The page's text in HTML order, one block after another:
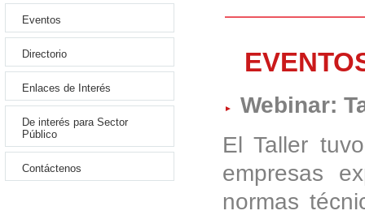
Eventos
Directorio
Enlaces de Interés
De interés para Sector
Público
Contáctenos
Webinar:
El Taller
empresas
normas